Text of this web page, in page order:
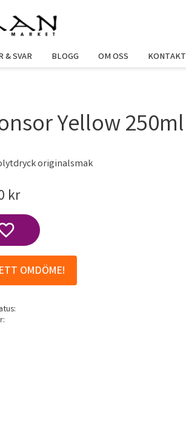
& SVAR BLOGG OM OSS KONTAKT
Yellow 250ml
originalsmak
kr
till i favoriter
OMDÖME!